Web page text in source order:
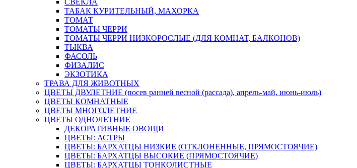
СВЕКЛА
ТАБАК КУРИТЕЛЬНЫЙ, МАХОРКА
ТОМАТ
ТОМАТЫ ЧЕРРИ
ТОМАТЫ ЧЕРРИ НИЗКОРОСЛЫЕ (ДЛЯ КОМНАТ, БАЛКОНОВ)
ТЫКВА
ФАСОЛЬ
ФИЗАЛИС
ЭКЗОТИКА
ТРАВА ДЛЯ ЖИВОТНЫХ
ЦВЕТЫ ДВУЛЕТНИЕ (посев ранней весной (рассада), апрель-май, июнь-июль)
ЦВЕТЫ КОМНАТНЫЕ
ЦВЕТЫ МНОГОЛЕТНИЕ
ЦВЕТЫ ОДНОЛЕТНИЕ
ДЕКОРАТИВНЫЕ ОВОЩИ
ЦВЕТЫ: АСТРЫ
ЦВЕТЫ: БАРХАТЦЫ НИЗКИЕ (ОТКЛОНЕННЫЕ, ПРЯМОСТОЯЧИЕ)
ЦВЕТЫ: БАРХАТЦЫ ВЫСОКИЕ (ПРЯМОСТОЯЧИЕ)
ЦВЕТЫ: БАРХАТЦЫ ТОНКОЛИСТНЫЕ